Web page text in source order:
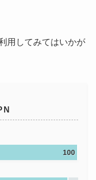
用してみてはいかが
100